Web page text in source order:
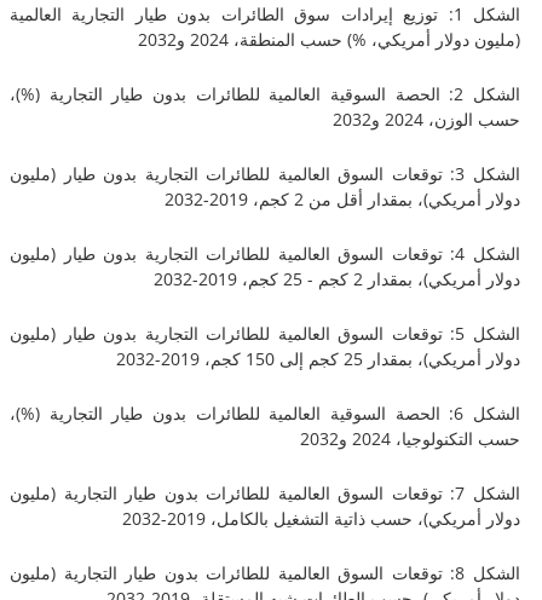
الشكل 1: توزيع إيرادات سوق الطائرات بدون طيار التجارية العالمية
أمريكي، %) حسب المنطقة، 2024 و2032
الشكل 2: الحصة السوقية العالمية للطائرات بدون طيار التجارية (%)،
و2032
الشكل 3: توقعات السوق العالمية للطائرات التجارية بدون طيار (مليون
بمقدار أقل من 2 كجم، 2019-2032
الشكل 4: توقعات السوق العالمية للطائرات التجارية بدون طيار (مليون
2 كجم - 25 كجم، 2019-2032
الشكل 5: توقعات السوق العالمية للطائرات التجارية بدون طيار (مليون
25 كجم إلى 150 كجم، 2019-2032
الشكل 6: الحصة السوقية العالمية للطائرات بدون طيار التجارية (%)،
2024 و2032
الشكل 7: توقعات السوق العالمية للطائرات بدون طيار التجارية (مليون
حسب ذاتية التشغيل بالكامل، 2019-2032
الشكل 8: توقعات السوق العالمية للطائرات بدون طيار التجارية (مليون